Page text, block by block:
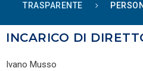
TRASPARENTE
INCARICO DI
Ivano Musso